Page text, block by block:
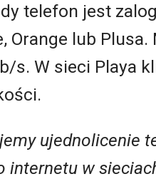
telefon jest
Orange lub
s. W sieci Playa
ujednolicenie
w